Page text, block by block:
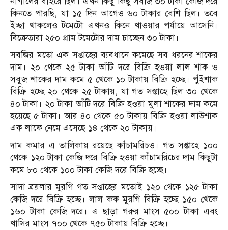
কিনতে পারছি, যা ১৫ দিন আগেও ৬০ টাকার বেশি ছিল। তবে
ইচ্ছা থাকলেও টমেটো এখনও কিনে খাওয়ার পর্যায়ে আসেনি।
বিক্রেতারা ২৫০ গ্রাম টমেটোর দাম চাচ্ছেন ৩০ টাকা।
সবজির মতো এক সপ্তাহের ব্যবধানে কমেছে সব ধরনের শাকের
দাম। ২০ থেকে ২৫ টাকা আঁটি দরে বিক্রি হওয়া লাল শাক ও
সবুজ শাকের দাম কমে ৫ থেকে ১০ টাকায় বিক্রি হচ্ছে। পুঁইশাক
বিক্রি হচ্ছে ২০ থেকে ২৫ টাকায়, যা গত সপ্তাহে ছিল ৩০ থেকে
৪০ টাকা। ২০ টাকা আঁটি দরে বিক্রি হওয়া মুলা শাকের দাম কমে
হয়েছে ৫ টাকা। আর ৪০ থেকে ৫০ টাকায় বিক্রি হওয়া লাউশাক
এক লাফে নেমে এসেছে ১৪ থেকে ২০ টাকায়।
দাম কমার এ তালিকায় রয়েছে কাঁচামরিচও। গত সপ্তাহে ১০০
থেকে ১২০ টাকা কেজি দরে বিক্রি হওয়া কাঁচামরিচের দাম কিছুটা
কমে ৮০ থেকে ১০০ টাকা কেজি দরে বিক্রি হচ্ছে।
সাদা ব্রয়লার মুরগি গত সপ্তাহের মতোই ১২০ থেকে ১২৫ টাকা
কেজি দরে বিক্রি হচ্ছে। লাল কক মুরগি বিক্রি হচ্ছে ১৫০ থেকে
১৬০ টাকা কেজি দরে। এ ছাড়া গরুর মাংস ৫০০ টাকা এবং
খাসির মাংস ৭০০ থেকে ৭৫০ টাকায় বিক্রি হচ্ছে।